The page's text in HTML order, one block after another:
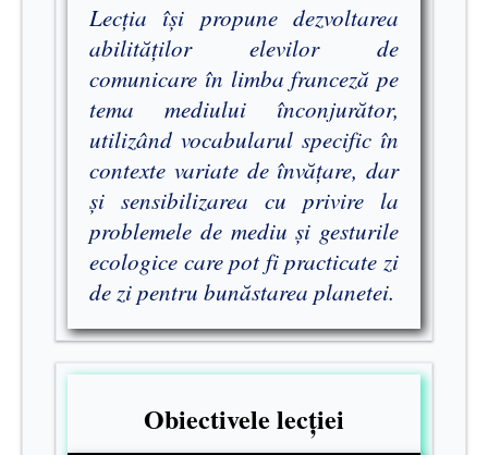
Lecția își propune dezvoltarea
abilităților elevilor de
comunicare în limba franceză pe
tema mediului înconjurător,
utilizând vocabularul specific în
contexte variate de învățare, dar
și sensibilizarea cu privire la
problemele de mediu și gesturile
ecologice care pot fi practicate zi
de zi pentru bunăstarea planetei.
Obiectivele lecției